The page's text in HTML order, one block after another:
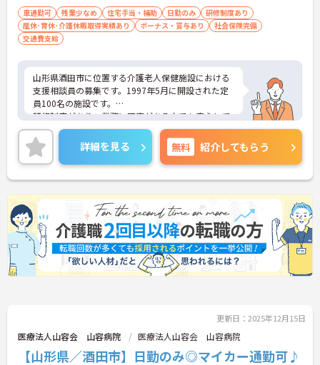
車通勤可 残業少なめ 住宅手当・補助 日勤のみ
研修制度あり
産休･育休･介護休暇取得実績あり
ボーナス・賞与あり
社会保険完備
交通費支給
山形県酒田市に位置する介護老人保健施設における
支援相談員の募集です。1997年5月に開設された定
員100名の施設です。
研修制度があり、業務に不安がある方でも安心して
ご勤務いただけます。また、残業は月平均5～10時
間程度なので、ワークライフバランスを保ちながら
ご勤務いただけます。
ご興味のある方には、面接対策ポイントなど、さら
に詳細をお話しいたしますのでお気軽にご相談くだ
さい！
詳細を見る 無料 紹介してもらう
更新日：2025年12月15日
医療法人山容会 山容病院 医療法人山容会 山容病院
【山形県／酒田市】日勤のみ◎マイカー通勤可♪